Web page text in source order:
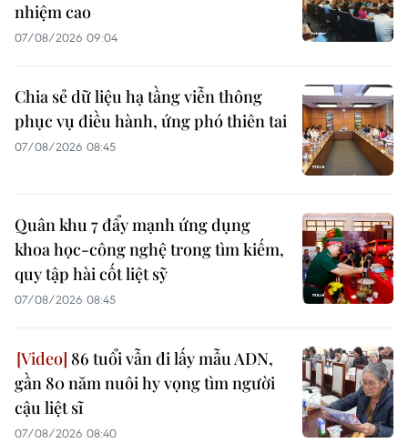
nhiệm cao
07/08/2026 09:04
Chia sẻ dữ liệu hạ tầng viễn thông
phục vụ điều hành, ứng phó thiên tai
07/08/2026 08:45
Quân khu 7 đẩy mạnh ứng dụng
khoa học-công nghệ trong tìm kiếm,
quy tập hài cốt liệt sỹ
07/08/2026 08:45
86 tuổi vẫn đi lấy mẫu ADN,
gần 80 năm nuôi hy vọng tìm người
cậu liệt sĩ
07/08/2026 08:40